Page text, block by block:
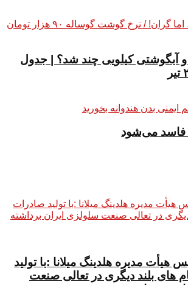
کیلویی چند شد؟ | جدول
فاسد می‌شود
هیأت مدیره هلدینگ میلانا :با تولید
های بلند دیگری در تعالی صنعت